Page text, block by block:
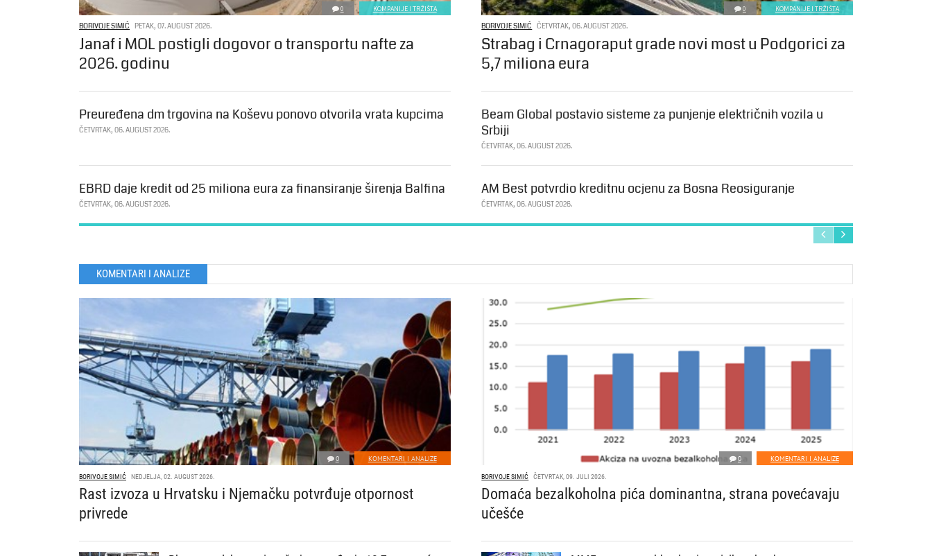
0 KOMPANIJE I TRŽIŠTA
BORIVOJE SIMIĆ PETAK, 07. AUGUST 2026.
Janaf i MOL postigli dogovor o transportu nafte za
2026. godinu
0 KOMPANIJE I TRŽIŠTA
BORIVOJE SIMIĆ ČETVRTAK, 06. AUGUST 2026.
Strabag i Crnagoraput grade novi most u Podgorici za
5,7 miliona eura
Preuređena dm trgovina na Koševu ponovo otvorila vrata kupcima
ČETVRTAK, 06. AUGUST 2026.
Beam Global postavio sisteme za punjenje električnih vozila u
Srbiji
ČETVRTAK, 06. AUGUST 2026.
EBRD daje kredit od 25 miliona eura za finansiranje širenja Balfina
ČETVRTAK, 06. AUGUST 2026.
AM Best potvrdio kreditnu ocjenu za Bosna Reosiguranje
ČETVRTAK, 06. AUGUST 2026.
KOMENTARI I ANALIZE
0 KOMENTARI I ANALIZE
BORIVOJE SIMIĆ NEDJELJA, 02. AUGUST 2026.
Rast izvoza u Hrvatsku i Njemačku potvrđuje otpornost
privrede
0 KOMENTARI I ANALIZE
BORIVOJE SIMIĆ ČETVRTAK, 09. JULI 2026.
Domaća bezalkoholna pića dominantna, strana povećavaju
učešće